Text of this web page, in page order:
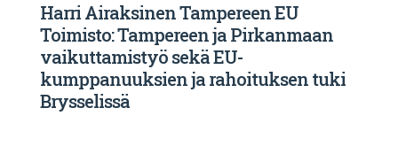
Harri Airaksinen Tampereen EU
Toimisto: Tampereen ja Pirkanmaan
vaikuttamistyö sekä EU-
kumppanuuksien ja rahoituksen tuki
Brysselissä